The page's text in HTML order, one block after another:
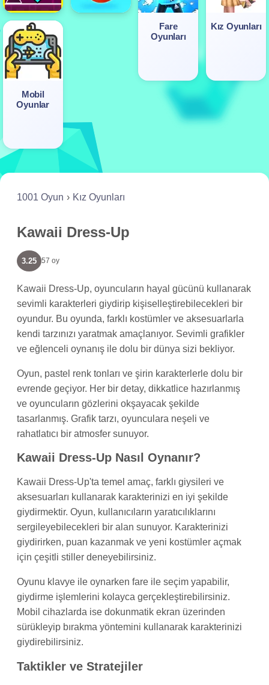
Fare
Oyunları
Kız Oyunları
Mobil
Oyunlar
1001 Oyun Kız Oyunları
Kawaii Dress-Up
3.25 57 oy
Kawaii Dress-Up, oyuncuların hayal gücünü kullanarak
sevimli karakterleri giydirip kişiselleştirebilecekleri bir
oyundur. Bu oyunda, farklı kostümler ve aksesuarlarla
kendi tarzınızı yaratmak amaçlanıyor. Sevimli grafikler
ve eğlenceli oynanış ile dolu bir dünya sizi bekliyor.
Oyun, pastel renk tonları ve şirin karakterlerle dolu bir
evrende geçiyor. Her bir detay, dikkatlice hazırlanmış
ve oyuncuların gözlerini okşayacak şekilde
tasarlanmış. Grafik tarzı, oyunculara neşeli ve
rahatlatıcı bir atmosfer sunuyor.
Kawaii Dress-Up Nasıl Oynanır?
Kawaii Dress-Up'ta temel amaç, farklı giysileri ve
aksesuarları kullanarak karakterinizi en iyi şekilde
giydirmektir. Oyun, kullanıcıların yaratıcılıklarını
sergileyebilecekleri bir alan sunuyor. Karakterinizi
giydirirken, puan kazanmak ve yeni kostümler açmak
için çeşitli stiller deneyebilirsiniz.
Oyunu klavye ile oynarken fare ile seçim yapabilir,
giydirme işlemlerini kolayca gerçekleştirebilirsiniz.
Mobil cihazlarda ise dokunmatik ekran üzerinden
sürükleyip bırakma yöntemini kullanarak karakterinizi
giydirebilirsiniz.
Taktikler ve Stratejiler